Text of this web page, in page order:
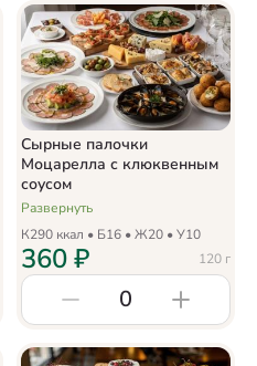
Сырные палочки
Моцарелла с клюквенным
соусом
Развернуть
К290 ккал • Б16 • Ж20 • У10
120 г
360₽
0